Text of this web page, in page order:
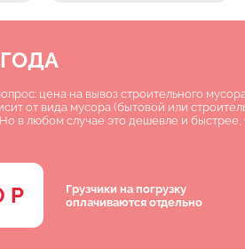
цена на вывоз строительного
от вида мусора (бытовой или
в любом случае это дешевле и быстрее,
Р
Грузчики на погрузку
оплачиваются отдельно